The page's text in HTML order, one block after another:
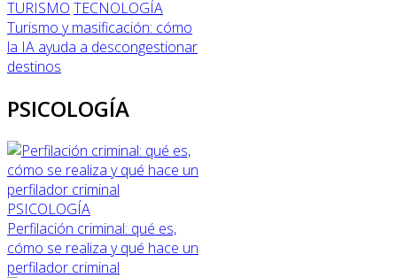
TURISMO TECNOLOGÍA
Turismo y masificación: cómo
la IA ayuda a descongestionar
destinos
PSICOLOGÍA
PSICOLOGÍA
Perfilación criminal: qué es,
cómo se realiza y qué hace un
perfilador criminal